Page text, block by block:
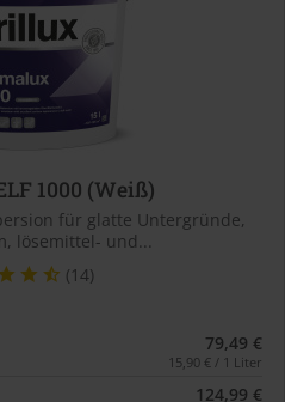
1000 (Weiß)
für glatte Untergründe,
lösemittel- und...
(14)
79,49 €
15,90 € / 1 Liter
124,99 €